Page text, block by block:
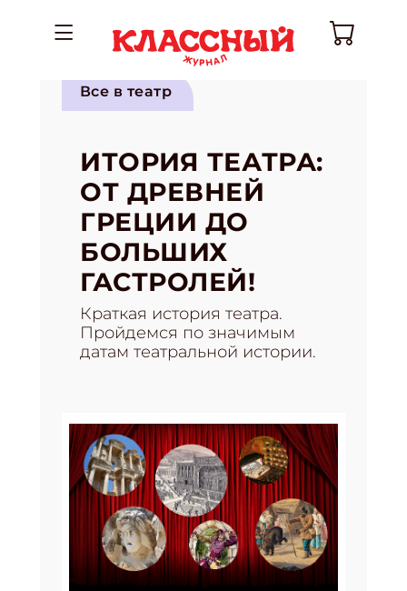
Все в театр
ИТОРИЯ ТЕАТРА:
ОТ ДРЕВНЕЙ
ГРЕЦИИ ДО
БОЛЬШИХ
ГАСТРОЛЕЙ!
Краткая история театра.
Пройдемся по значимым
датам театральной истории.